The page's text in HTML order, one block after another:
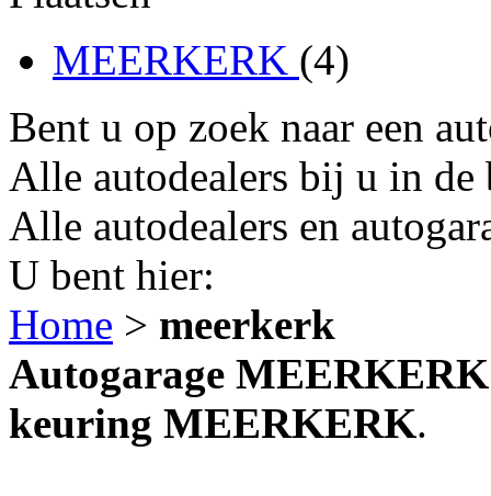
MEERKERK (4)
Bent u op zoek naar een
Alle autodealers bij u in
Alle autodealers en
U bent hier:
Home > meerkerk
Autogarage
keuring MEERKERK.